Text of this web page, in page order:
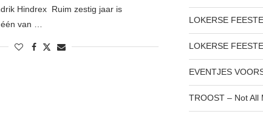
Hindrex Ruim zestig jaar is
van …
LOKERSE
LOKERSE
EVENTJES
TROOST – Not All